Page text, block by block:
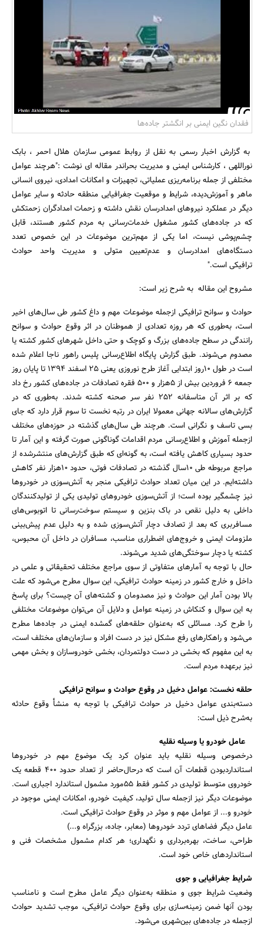
مسکن و ساختمان
جستجو
فقدان نگین ایمنی بر انگشتر جاده‌ها
به گزارش اخبار رسمی به نقل از روابط عمومی سازمان هلال احمر ، بابک
نوراللهی ، کارشناس ایمنی و مدیریت بحراندر مقاله ای نوشت :"هرچند عوامل
مختلفی از جمله برنامه‌ریزی عملیاتی، تجهیزات و امکانات امدادی، نیروی انسانی
ماهر و آموزش‌دیده، شرایط و موقعیت جغرافیایی منطقه حادثه و سایر عوامل
دیگر در عملکرد نیروهای امدادرسان نقش داشته و زحمات امدادگران زحمتکش
که در جاده‌های کشور مشغول خدمات‌رسانی به مردم کشور هستند، قابل
چشم‌پوشی نیست، اما یکی از مهم‌ترین موضوعات در این خصوص تعدد
دستگاه‌های امدادرسان و عدم‌تعیین متولی و مدیریت واحد حوادث
ترافیکی است."
مشروح این مقاله به شرح زیر است:
حوادث و سوانح ترافیکی ازجمله موضوعات مهم و داغ کشور طی سال‌های اخیر
است، به‌طوری که هر روزه تعدادی از هموطنان در اثر وقوع حوادث و سوانح
رانندگی در سطح جاده‌های بزرگ و کوچک و حتی داخل شهرهای کشور کشته یا
مصدوم می‌شوند. طبق گزارش پایگاه اطلاع‌رسانی پلیس راهور ناجا اعلام شده
است در طول 10روز ابتدایی آغاز طرح نوروزی یعنی 25 اسفند 1394 تا پایان روز
جمعه 6 فروردین بیش از 5‌هزار و 500 فقره تصادفات در جاده‌های کشور رخ داد
که بر اثر آن متاسفانه 252 نفر سر صحنه کشته شدند. به‌طوری که در
گزارش‌های سالانه جهانی معمولا ایران در رتبه نخست تا سوم قرار دارد که جای
بسی تاسف و نگرانی است. هرچند طی سال‌های گذشته در حوزه‌های مختلف
ازجمله آموزش و اطلاع‌رسانی مردم اقدامات گوناگونی صورت گرفته و این آمار تا
حدود بسیاری کاهش یافته است، به گونه‌ای که طبق گزارش‌های منتشرشده از
مراجع مربوطه طی 10‌سال گذشته در تصادفات فوتی، حدود 10‌هزار نفر کاهش
داشته‌ایم. در این میان تعداد حوادث ترافیکی منجر به آتش‌سوزی در خودروها
نیز چشمگیر بوده است؛ از آتش‌سوزی خودروهای تولیدی یکی از تولیدکنندگان
داخلی به دلیل نقص در باک بنزین و سیستم سوخت‌رسانی تا اتوبوس‌های
مسافربری که بعد از تصادف دچار آتش‌سوزی شده و به دلیل عدم پیش‌بینی
ملزومات ایمنی و خروج‌های اضطراری مناسب، مسافران در داخل آن محبوس،
کشته یا دچار سوختگی‌های شدید می‌شوند.
حال با توجه به آمارهای متفاوتی از سوی مراجع مختلف تحقیقاتی و علمی در
داخل و خارج کشور در زمینه حوادث ترافیکی، این سوال مطرح می‌شود که علت
بالا بودن آمار این حوادث و نیز مصدومان و کشته‌های آن چیست؟ برای پاسخ
به این سوال و کنکاش در زمینه عوامل و دلایل آن می‌توان موضوعات مختلفی
را طرح کرد. مسائلی که به‌عنوان حلقه‌های گمشده ایمنی در جاده‌ها مطرح
می‌شود و راهکارهای رفع مشکل نیز در دست افراد و سازمان‌های مختلف است،
به این مفهوم که بخشی در دست دولتمردان، بخشی خودروسازان و بخش مهمی
نیز برعهده مردم است.
حلقه نخست: عوامل دخیل در وقوع حوادث و سوانح ترافیکی
دسته‌بندی عوامل دخیل در حوادث ترافیکی با توجه به منشأ وقوع حادثه
به‌شرح ذیل است:
عامل خودرو یا وسیله نقلیه
درخصوص وسیله نقلیه باید عنوان کرد یک موضوع مهم در خودروها
استانداردبودن قطعات آن است که درحال‌حاضر از تعداد حدود 400 قطعه یک
خودروی متوسط تولیدی در کشور فقط 55مورد مشمول استاندارد اجباری است.
موضوعات دیگر نیز ازجمله‌ سال تولید، کیفیت خودرو، امکانات ایمنی موجود در
خودرو و... از عوامل مهم و موثر در وقوع حوادث ترافیکی است.
عامل دیگر فضاهای تردد خودروها (معابر، جاده، بزرگراه و...)
طراحی،‌ ساخت، بهره‌برداری و نگهداری؛ هر کدام مشمول مشخصات فنی و
استانداردهای خاص خود است.
شرایط جغرافیایی و جوی
وضعیت شرایط جوی و منطقه به‌عنوان دیگر عامل مطرح است و نامناسب
بودن آنها ضمن زمینه‌سازی برای وقوع حوادث ترافیکی، موجب تشدید حوادث
ازجمله در جاده‌های بین‌شهری می‌شود.